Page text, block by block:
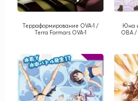
Терраформирование OVA-1 /
Terra Formars OVA-1
Юна
ОВА /